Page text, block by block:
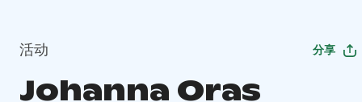
活动 分享
Johanna Oras